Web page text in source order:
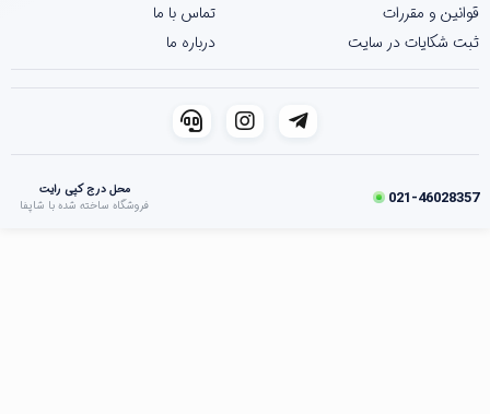
قوانین و مقررات
ثبت شکایات در سایت
تماس با ما
درباره ما
021-46028357
محل درج کپی رایت
فروشگاه ساخته شده با شاپفا